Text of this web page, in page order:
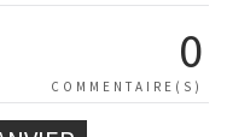
0
COMMENTAIRE(S)